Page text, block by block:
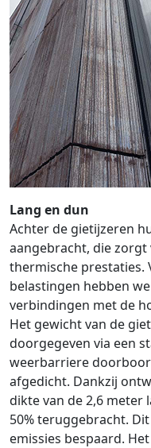
Lang en dun
Achter de gietijzeren
aangebracht, die
thermische prestaties.
belastingen hebben
verbindingen met de
Het gewicht van de
doorgegeven via een
weerbarriere
afgedicht. Dankzij
dikte van de 2,6 meter
50% teruggebracht.
emissies bespaard.